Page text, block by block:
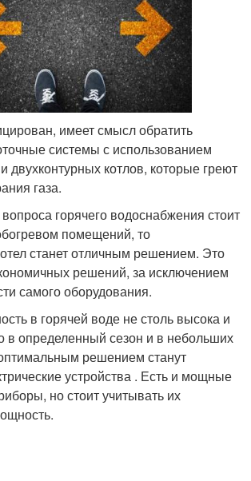
имеет смысл обратить
системы с использованием
двухконтурных котлов, которые греют
газа.
горячего водоснабжения стоит
помещений, то
станет отличным решением. Это
решений, за исключением
самого оборудования.
в горячей воде не столь высока и
в определенный сезон и в небольших
решением станут
устройства . Есть и мощные
но стоит учитывать их